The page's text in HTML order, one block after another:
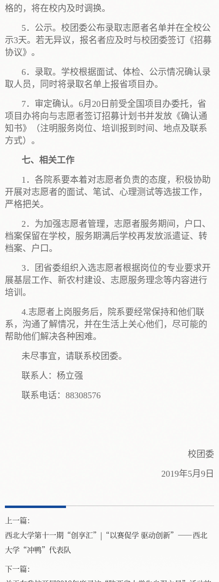
格的，将在校内及时调换。
5．公示。校团委公布录取志愿者名单并在全校公
示3天。若无异议，报名者应及时与校团委签订《招募
协议》。
6．录取。学校根据面试、体检、公示情况确认录
取人员，同时将录取名单上报省项目办。
7．审定确认。6月20日前受全国项目办委托，省
项目办将向与志愿者签订招募计划书并发放《确认通
知书》（注明服务岗位、培训报到时间、地点及联系
方式）。
七、相关工作
1．各院系要本着对志愿者负责的态度，积极协助
开展对志愿者的面试、笔试、心理测试等选拔工作，
严格把关。
2．为加强志愿者管理，志愿者服务期间，户口、
档案保留在学校，服务期满后学校再发放派遣证、转
档案、户口。
3．团省委组织入选志愿者根据岗位的专业要求开
展基层工作、新农村建设、志愿服务理念等内容进行
培训。
4.志愿者上岗服务后，院系要经常保持和他们联
系，沟通了解情况，并在生活上关心他们，尽可能的
帮助他们解决各种困难。
未尽事宜，请联系校团委。
联系人：杨立强
联系电话：88308576
校团委
2019年5月9日
上一篇：
西北大学第十一期“创享汇”|“以赛促学 驱动创新”——西北
大学“冲鸭”代表队
下一篇：